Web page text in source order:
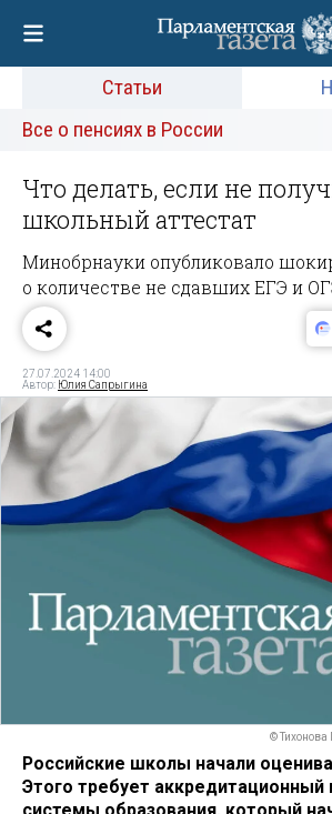
Статьи
Все о пенсиях в России
Что делать, если не
школьный аттестат
Минобрнауки опубликовало
о количестве не сдавших ЕГЭ и
27.07.2024 14:00
Автор: Юлия Сапрыгина
© Тихонова
Российские школы начали
Этого требует аккредитационный
системы образования, который